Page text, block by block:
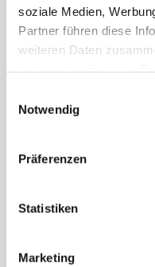
soziale Medien,
Partner führen diese
weiteren Daten
Notwendig
Präferenzen
Statistiken
Marketing
26. Juni 2026
Mehldau solo
12. Mai 2026